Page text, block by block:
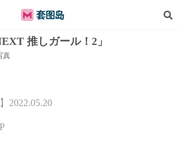
推しガール！2」
真
2022.05.20